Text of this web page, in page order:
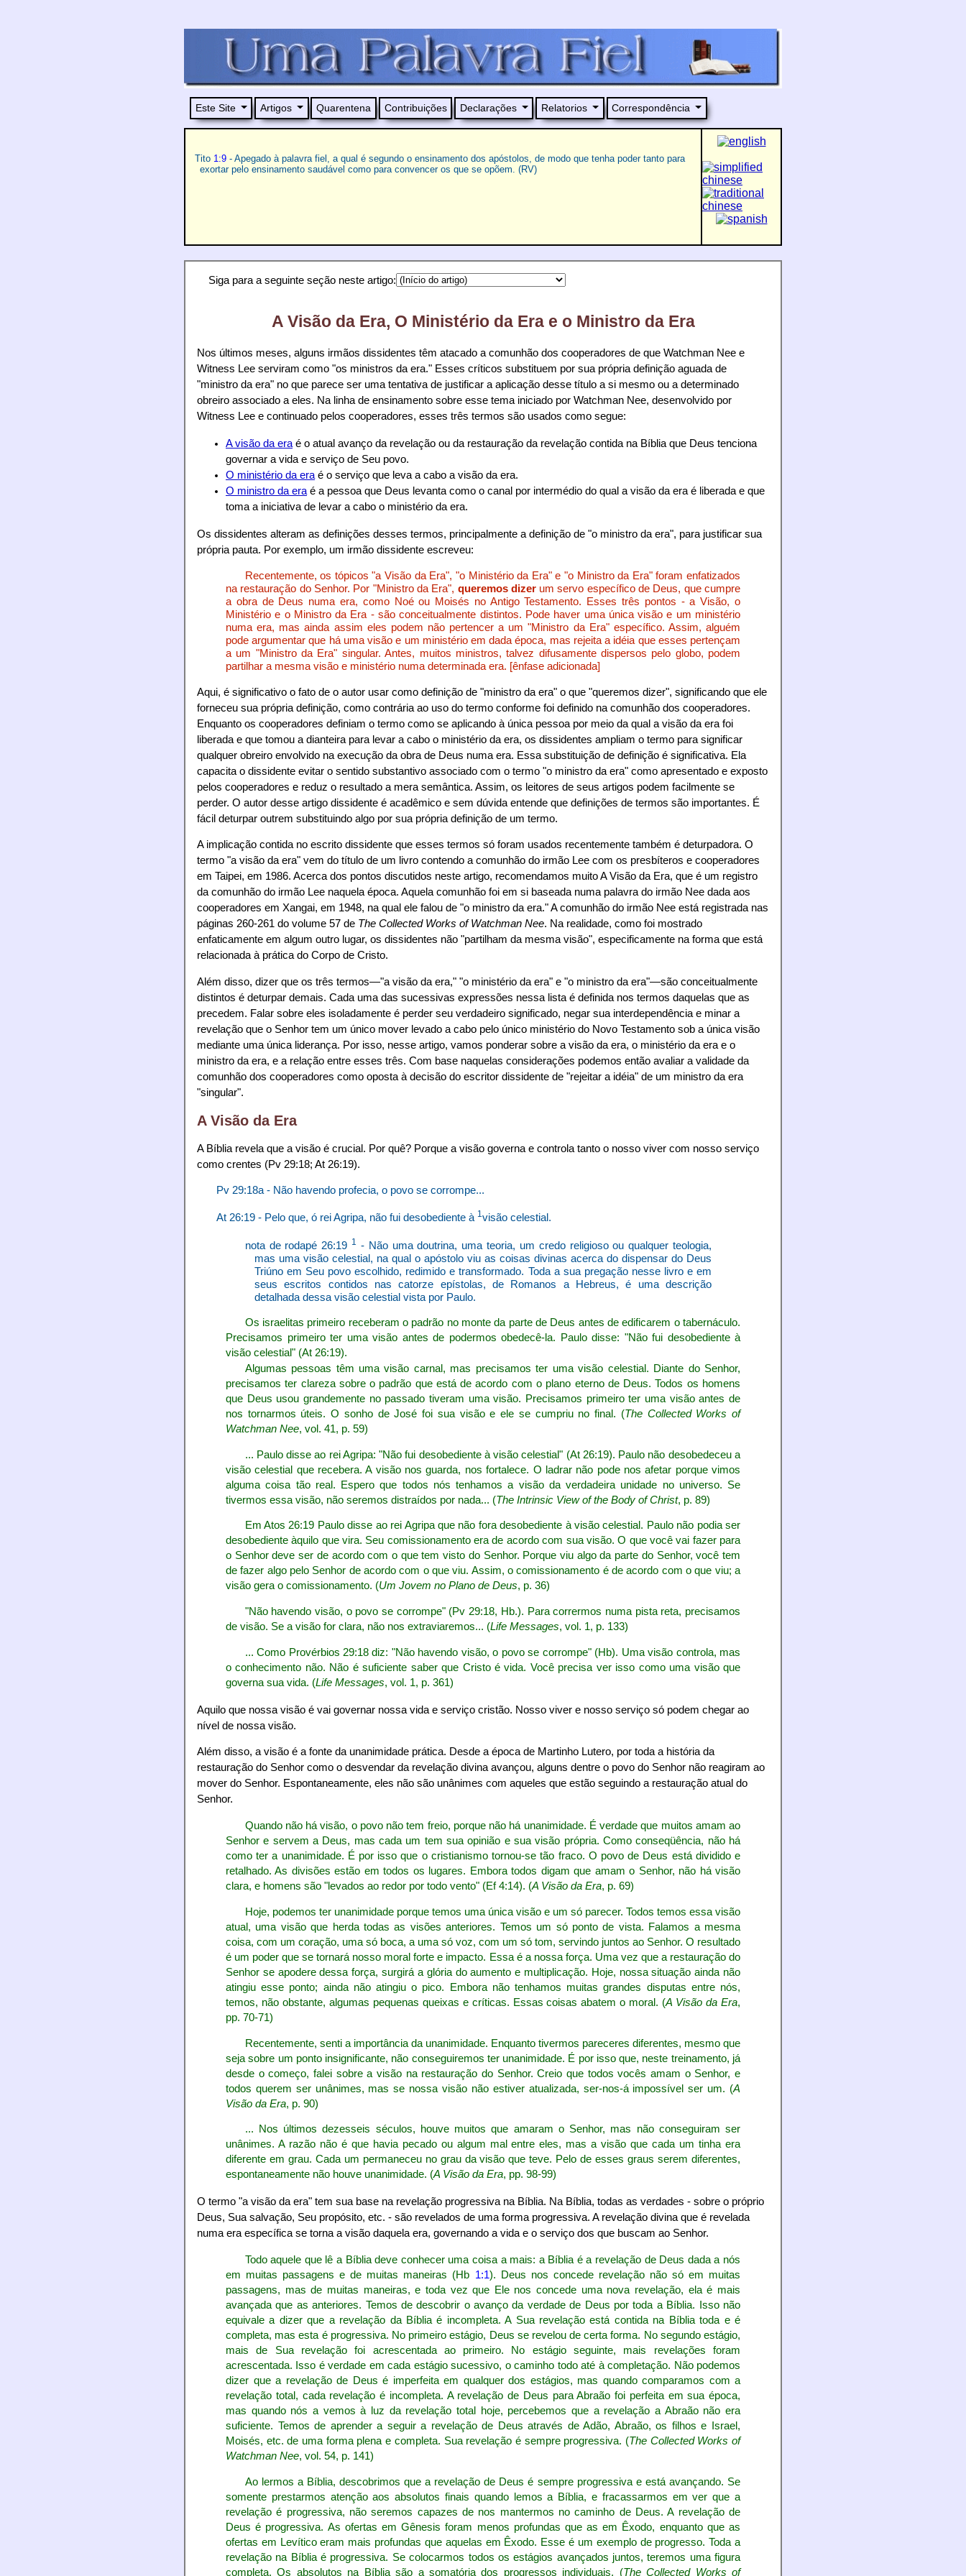
Este Site Artigos Quarentena Contribuições Declarações Relatorios Correspondência
Tito 1:9 - Apegado à palavra fiel, a qual é segundo o ensinamento dos apóstolos, de modo que tenha poder tanto para
exortar pelo ensinamento saudável como para convencer os que se opõem. (RV)
Siga para a seguinte seção neste artigo:
A Visão da Era, O Ministério da Era e o Ministro da Era
Nos últimos meses, alguns irmãos dissidentes têm atacado a comunhão dos cooperadores de que Watchman Nee e
Witness Lee serviram como "os ministros da era." Esses críticos substituem por sua própria definição aguada de
"ministro da era" no que parece ser uma tentativa de justificar a aplicação desse título a si mesmo ou a determinado
obreiro associado a eles. Na linha de ensinamento sobre esse tema iniciado por Watchman Nee, desenvolvido por
Witness Lee e continuado pelos cooperadores, esses três termos são usados como segue:
A visão da era é o atual avanço da revelação ou da restauração da revelação contida na Bíblia que Deus tenciona
governar a vida e serviço de Seu povo.
O ministério da era é o serviço que leva a cabo a visão da era.
O ministro da era é a pessoa que Deus levanta como o canal por intermédio do qual a visão da era é liberada e que
toma a iniciativa de levar a cabo o ministério da era.
Os dissidentes alteram as definições desses termos, principalmente a definição de "o ministro da era", para justificar sua
própria pauta. Por exemplo, um irmão dissidente escreveu:
Recentemente, os tópicos "a Visão da Era", "o Ministério da Era" e "o Ministro da Era" foram enfatizados
na restauração do Senhor. Por "Ministro da Era", queremos dizer um servo específico de Deus, que cumpre
a obra de Deus numa era, como Noé ou Moisés no Antigo Testamento. Esses três pontos - a Visão, o
Ministério e o Ministro da Era - são conceitualmente distintos. Pode haver uma única visão e um ministério
numa era, mas ainda assim eles podem não pertencer a um "Ministro da Era" específico. Assim, alguém
pode argumentar que há uma visão e um ministério em dada época, mas rejeita a idéia que esses pertençam
a um "Ministro da Era" singular. Antes, muitos ministros, talvez difusamente dispersos pelo globo, podem
partilhar a mesma visão e ministério numa determinada era. [ênfase adicionada]
Aqui, é significativo o fato de o autor usar como definição de "ministro da era" o que "queremos dizer", significando que ele
forneceu sua própria definição, como contrária ao uso do termo conforme foi definido na comunhão dos cooperadores.
Enquanto os cooperadores definiam o termo como se aplicando à única pessoa por meio da qual a visão da era foi
liberada e que tomou a dianteira para levar a cabo o ministério da era, os dissidentes ampliam o termo para significar
qualquer obreiro envolvido na execução da obra de Deus numa era. Essa substituição de definição é significativa. Ela
capacita o dissidente evitar o sentido substantivo associado com o termo "o ministro da era" como apresentado e exposto
pelos cooperadores e reduz o resultado a mera semântica. Assim, os leitores de seus artigos podem facilmente se
perder. O autor desse artigo dissidente é acadêmico e sem dúvida entende que definições de termos são importantes. É
fácil deturpar outrem substituindo algo por sua própria definição de um termo.
A implicação contida no escrito dissidente que esses termos só foram usados recentemente também é deturpadora. O
termo "a visão da era" vem do título de um livro contendo a comunhão do irmão Lee com os presbíteros e cooperadores
em Taipei, em 1986. Acerca dos pontos discutidos neste artigo, recomendamos muito A Visão da Era, que é um registro
da comunhão do irmão Lee naquela época. Aquela comunhão foi em si baseada numa palavra do irmão Nee dada aos
cooperadores em Xangai, em 1948, na qual ele falou de "o ministro da era." A comunhão do irmão Nee está registrada nas
páginas 260-261 do volume 57 de The Collected Works of Watchman Nee. Na realidade, como foi mostrado
enfaticamente em algum outro lugar, os dissidentes não "partilham da mesma visão", especificamente na forma que está
relacionada à prática do Corpo de Cristo.
Além disso, dizer que os três termos—"a visão da era," "o ministério da era" e "o ministro da era"—são conceitualmente
distintos é deturpar demais. Cada uma das sucessivas expressões nessa lista é definida nos termos daquelas que as
precedem. Falar sobre eles isoladamente é perder seu verdadeiro significado, negar sua interdependência e minar a
revelação que o Senhor tem um único mover levado a cabo pelo único ministério do Novo Testamento sob a única visão
mediante uma única liderança. Por isso, nesse artigo, vamos ponderar sobre a visão da era, o ministério da era e o
ministro da era, e a relação entre esses três. Com base naquelas considerações podemos então avaliar a validade da
comunhão dos cooperadores como oposta à decisão do escritor dissidente de "rejeitar a idéia" de um ministro da era
"singular".
A Visão da Era
A Bíblia revela que a visão é crucial. Por quê? Porque a visão governa e controla tanto o nosso viver com nosso serviço
como crentes (Pv 29:18; At 26:19).
Pv 29:18a - Não havendo profecia, o povo se corrompe...
At 26:19 - Pelo que, ó rei Agripa, não fui desobediente à 1visão celestial.
nota de rodapé 26:19 1
- Não uma doutrina, uma teoria, um credo religioso ou qualquer teologia,
mas uma visão celestial, na qual o apóstolo viu as coisas divinas acerca do dispensar do Deus
Triúno em Seu povo escolhido, redimido e transformado. Toda a sua pregação nesse livro e em
seus escritos contidos nas catorze epístolas, de Romanos a Hebreus, é uma descrição
detalhada dessa visão celestial vista por Paulo.
Os israelitas primeiro receberam o padrão no monte da parte de Deus antes de edificarem o tabernáculo.
Precisamos primeiro ter uma visão antes de podermos obedecê-la. Paulo disse: "Não fui desobediente à
visão celestial" (At 26:19).
Algumas pessoas têm uma visão carnal, mas precisamos ter uma visão celestial. Diante do Senhor,
precisamos ter clareza sobre o padrão que está de acordo com o plano eterno de Deus. Todos os homens
que Deus usou grandemente no passado tiveram uma visão. Precisamos primeiro ter uma visão antes de
nos tornarmos úteis. O sonho de José foi sua visão e ele se cumpriu no final. (The Collected Works of
Watchman Nee, vol. 41, p. 59)
... Paulo disse ao rei Agripa: "Não fui desobediente à visão celestial" (At 26:19). Paulo não desobedeceu a
visão celestial que recebera. A visão nos guarda, nos fortalece. O ladrar não pode nos afetar porque vimos
alguma coisa tão real. Espero que todos nós tenhamos a visão da verdadeira unidade no universo. Se
tivermos essa visão, não seremos distraídos por nada... (The Intrinsic View of the Body of Christ, p. 89)
Em Atos 26:19 Paulo disse ao rei Agripa que não fora desobediente à visão celestial. Paulo não podia ser
desobediente àquilo que vira. Seu comissionamento era de acordo com sua visão. O que você vai fazer para
o Senhor deve ser de acordo com o que tem visto do Senhor. Porque viu algo da parte do Senhor, você tem
de fazer algo pelo Senhor de acordo com o que viu. Assim, o comissionamento é de acordo com o que viu; a
visão gera o comissionamento. (Um Jovem no Plano de Deus, p. 36)
"Não havendo visão, o povo se corrompe" (Pv 29:18, Hb.). Para corrermos numa pista reta, precisamos
de visão. Se a visão for clara, não nos extraviaremos... (Life Messages, vol. 1, p. 133)
... Como Provérbios 29:18 diz: "Não havendo visão, o povo se corrompe" (Hb). Uma visão controla, mas
o conhecimento não. Não é suficiente saber que Cristo é vida. Você precisa ver isso como uma visão que
governa sua vida. (Life Messages, vol. 1, p. 361)
Aquilo que nossa visão é vai governar nossa vida e serviço cristão. Nosso viver e nosso serviço só podem chegar ao
nível de nossa visão.
Além disso, a visão é a fonte da unanimidade prática. Desde a época de Martinho Lutero, por toda a história da
restauração do Senhor como o desvendar da revelação divina avançou, alguns dentre o povo do Senhor não reagiram ao
mover do Senhor. Espontaneamente, eles não são unânimes com aqueles que estão seguindo a restauração atual do
Senhor.
Quando não há visão, o povo não tem freio, porque não há unanimidade. É verdade que muitos amam ao
Senhor e servem a Deus, mas cada um tem sua opinião e sua visão própria. Como conseqüência, não há
como ter a unanimidade. É por isso que o cristianismo tornou-se tão fraco. O povo de Deus está dividido e
retalhado. As divisões estão em todos os lugares. Embora todos digam que amam o Senhor, não há visão
clara, e homens são "levados ao redor por todo vento" (Ef 4:14). (A Visão da Era, p. 69)
Hoje, podemos ter unanimidade porque temos uma única visão e um só parecer. Todos temos essa visão
atual, uma visão que herda todas as visões anteriores. Temos um só ponto de vista. Falamos a mesma
coisa, com um coração, uma só boca, a uma só voz, com um só tom, servindo juntos ao Senhor. O resultado
é um poder que se tornará nosso moral forte e impacto. Essa é a nossa força. Uma vez que a restauração do
Senhor se apodere dessa força, surgirá a glória do aumento e multiplicação. Hoje, nossa situação ainda não
atingiu esse ponto; ainda não atingiu o pico. Embora não tenhamos muitas grandes disputas entre nós,
temos, não obstante, algumas pequenas queixas e críticas. Essas coisas abatem o moral. (A Visão da Era,
pp. 70-71)
Recentemente, senti a importância da unanimidade. Enquanto tivermos pareceres diferentes, mesmo que
seja sobre um ponto insignificante, não conseguiremos ter unanimidade. É por isso que, neste treinamento, já
desde o começo, falei sobre a visão na restauração do Senhor. Creio que todos vocês amam o Senhor, e
todos querem ser unânimes, mas se nossa visão não estiver atualizada, ser-nos-á impossível ser um. (A
Visão da Era, p. 90)
... Nos últimos dezesseis séculos, houve muitos que amaram o Senhor, mas não conseguiram ser
unânimes. A razão não é que havia pecado ou algum mal entre eles, mas a visão que cada um tinha era
diferente em grau. Cada um permaneceu no grau da visão que teve. Pelo de esses graus serem diferentes,
espontaneamente não houve unanimidade. (A Visão da Era, pp. 98-99)
O termo "a visão da era" tem sua base na revelação progressiva na Bíblia. Na Bíblia, todas as verdades - sobre o próprio
Deus, Sua salvação, Seu propósito, etc. - são revelados de uma forma progressiva. A revelação divina que é revelada
numa era específica se torna a visão daquela era, governando a vida e o serviço dos que buscam ao Senhor.
Todo aquele que lê a Bíblia deve conhecer uma coisa a mais: a Bíblia é a revelação de Deus dada a nós
em muitas passagens e de muitas maneiras (Hb 1:1). Deus nos concede revelação não só em muitas
passagens, mas de muitas maneiras, e toda vez que Ele nos concede uma nova revelação, ela é mais
avançada que as anteriores. Temos de descobrir o avanço da verdade de Deus por toda a Bíblia. Isso não
equivale a dizer que a revelação da Bíblia é incompleta. A Sua revelação está contida na Bíblia toda e é
completa, mas esta é progressiva. No primeiro estágio, Deus se revelou de certa forma. No segundo estágio,
mais de Sua revelação foi acrescentada ao primeiro. No estágio seguinte, mais revelações foram
acrescentada. Isso é verdade em cada estágio sucessivo, o caminho todo até à completação. Não podemos
dizer que a revelação de Deus é imperfeita em qualquer dos estágios, mas quando comparamos com a
revelação total, cada revelação é incompleta. A revelação de Deus para Abraão foi perfeita em sua época,
mas quando nós a vemos à luz da revelação total hoje, percebemos que a revelação a Abraão não era
suficiente. Temos de aprender a seguir a revelação de Deus através de Adão, Abraão, os filhos e Israel,
Moisés, etc. de uma forma plena e completa. Sua revelação é sempre progressiva. (The Collected Works of
Watchman Nee, vol. 54, p. 141)
Ao lermos a Bíblia, descobrimos que a revelação de Deus é sempre progressiva e está avançando. Se
somente prestarmos atenção aos absolutos finais quando lemos a Bíblia, e fracassarmos em ver que a
revelação é progressiva, não seremos capazes de nos mantermos no caminho de Deus. A revelação de
Deus é progressiva. As ofertas em Gênesis foram menos profundas que as em Êxodo, enquanto que as
ofertas em Levítico eram mais profundas que aquelas em Êxodo. Esse é um exemplo de progresso. Toda a
revelação na Bíblia é progressiva. Se colocarmos todos os estágios avançados juntos, teremos uma figura
completa. Os absolutos na Bíblia são a somatória dos progressos individuais. (The Collected Works of